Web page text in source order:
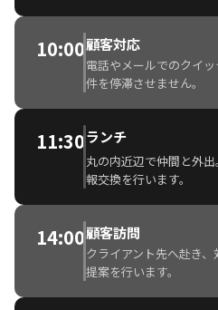
10:00顧客対応
電話やメールでのクイ
件を停滞させません。
11:30ランチ
丸の内近辺で仲間と外
報交換を行います。
14:00顧客訪問
クライアント先へ赴き
提案を行います。